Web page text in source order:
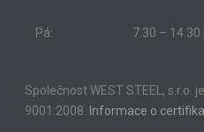
Pá: 7.30 – 14.30
Společnost WEST STEEL, s.r.o.
9001:2008.
Informace o